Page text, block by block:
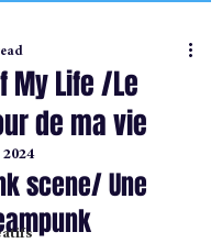
My Life /Le
de ma vie
scene/ Une